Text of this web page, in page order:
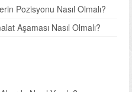
Pozisyonu Nasıl Olmalı?
Aşaması Nasıl Olmalı?